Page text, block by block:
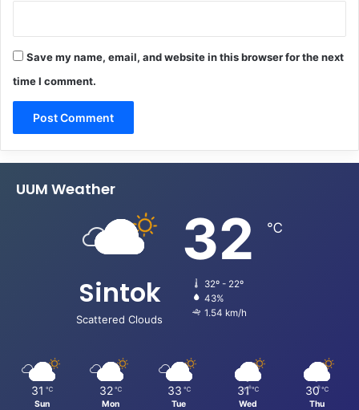
Save my name, email, and website in this browser for the next
time I comment.
UUM Weather
Sintok
Scattered Clouds
32 ℃
32º - 22º
43%
1.54 km/h
31 ℃
Sun
32 ℃
Mon
33 ℃
Tue
31 ℃
Wed
30 ℃
Thu